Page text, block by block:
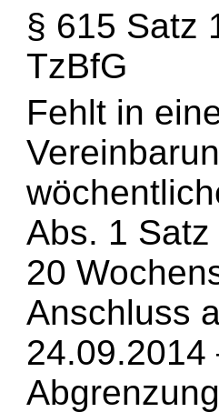
§ 615 Satz
TzBfG
Fehlt in
Abs. 1
20
Anschluss
24.09.2014